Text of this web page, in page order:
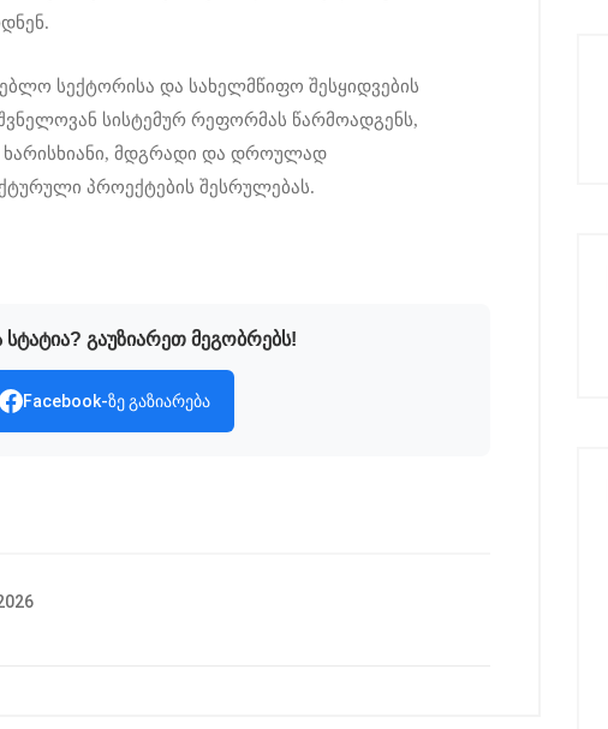
სექტორისა და სახელმწიფო შესყიდვების
სისტემურ რეფორმას წარმოადგენს,
მდგრადი და დროულად
პროექტების შესრულებას.
სტატია? გაუზიარეთ მეგობრებს!
Facebook-ზე გაზიარება